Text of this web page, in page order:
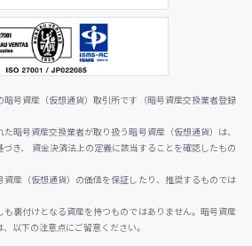
号資産（仮想通貨）取引所です（暗号資産交換業者登録
暗号資産交換業者が取り扱う暗号資産（仮想通貨）は、
き、 資金決済法上の定義に該当することを確認したもの
産（仮想通貨）の価値を保証したり、推奨するものでは
裏付けとなる資産を持つものではありません。暗号資産
以下の注意点にご留意ください。